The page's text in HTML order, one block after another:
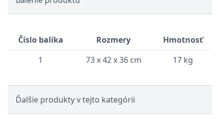
Číslo balíka Rozmery
Hmotnosť
1
73 x 42 x 36 cm 17 kg
Ďalšie produkty v tejto kategórii